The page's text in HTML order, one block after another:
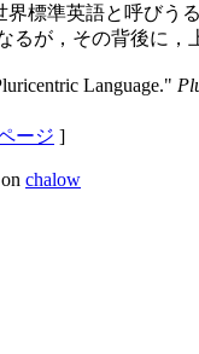
標準英語と呼びう
るが，その背後に，
Language."
ージ ]
chalow